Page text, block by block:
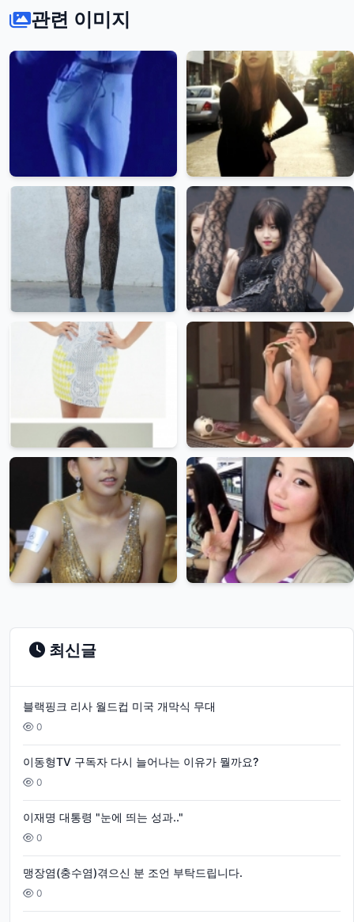
관련 이미지
최신글
블랙핑크 리사 월드컵 미국 개막식 무대
0
이동형TV 구독자 다시 늘어나는 이유가 뭘까요?
0
이재명 대통령 "눈에 띄는 성과.."
0
맹장염(충수염)겪으신 분 조언 부탁드립니다.
0